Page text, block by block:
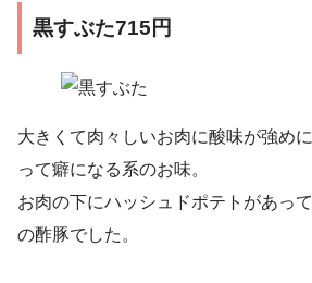
黒すぶた715円
大きくて肉々しいお肉に酸味が強め
って癖になる系のお味。
お肉の下にハッシュドポテトがあっ
の酢豚でした。